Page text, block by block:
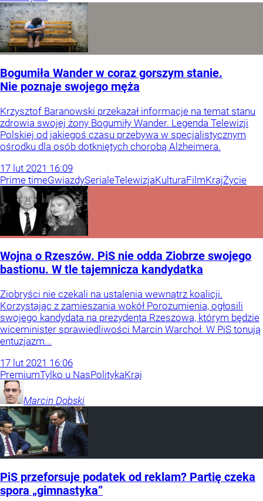
Bogumiła Wander w coraz gorszym stanie.
Nie poznaje swojego męża
Krzysztof Baranowski przekazał informacje na temat stanu
zdrowia swojej żony Bogumiły Wander. Legenda Telewizji
Polskiej od jakiegoś czasu przebywa w specjalistycznym
ośrodku dla osób dotkniętych chorobą Alzheimera.
17 lut 2021 16:09
Prime timeGwiazdySerialeTelewizjaKulturaFilmKrajŻycie
Wojna o Rzeszów. PiS nie odda Ziobrze swojego
bastionu. W tle tajemnicza kandydatka
Ziobryści nie czekali na ustalenia wewnątrz koalicji.
Korzystając z zamieszania wokół Porozumienia, ogłosili
swojego kandydata na prezydenta Rzeszowa, którym będzie
wiceminister sprawiedliwości Marcin Warchoł. W PiS tonują
entuzjazm...
17 lut 2021 16:06
PremiumTylko u NasPolitykaKraj
Marcin Dobski
PiS przeforsuje podatek od reklam? Partię czeka
spora „gimnastyka”